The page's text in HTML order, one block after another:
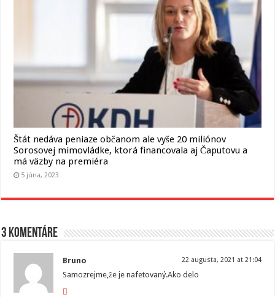
Štát nedáva peniaze občanom ale vyše 20 miliónov
Sorosovej mimovládke, ktorá financovala aj Čaputovu a
má väzby na premiéra
5 júna, 2023
3 komentáre
Bruno 22 augusta, 2021 at 21:04
Samozrejme,že je nafetovaný.Ako delo